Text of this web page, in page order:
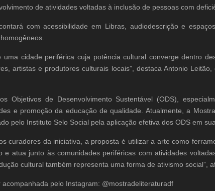
de atividades voltadas à inclusão de pessoas com
com acessibilidade em Libras, audiodescrição e
uma cidade periférica cuja potência cultural converge dentro
artistas e produtores culturais locais”, destaca Antonio
Objetivos de Desenvolvimento Sustentável (ODS),
e promoção da educação de qualidade. Atualmente, a
pelo Instituto Selo Social pela aplicação efetiva dos ODS em
curadores da iniciativa, a proposta é utilizar a arte como
e atua junto às comunidades periféricas com atividades
cultural também representa uma forma de ativismo social”,
pelo Instagram: @mostradeliteraturadf